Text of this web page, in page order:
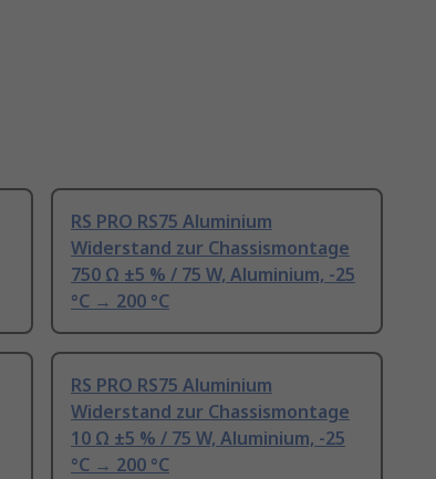
RS PRO RS75 Aluminium
Widerstand zur Chassismontage
750 Ω ±5 % / 75 W, Aluminium, -25
°C → 200 °C
RS PRO RS75 Aluminium
Widerstand zur Chassismontage
10 Ω ±5 % / 75 W, Aluminium, -25
°C → 200 °C